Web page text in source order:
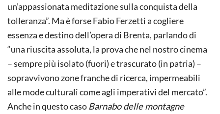
un’appassionata meditazione sulla conquista della
tolleranza”. Ma è forse Fabio Ferzetti a cogliere
essenza e destino dell’opera di Brenta, parlando di
“una riuscita assoluta, la prova che nel nostro cinema
– sempre più isolato (fuori) e trascurato (in patria) –
sopravvivono zone franche di ricerca, impermeabili
alle mode culturali come agli imperativi del mercato”.
Anche in questo caso Barnabo delle montagne